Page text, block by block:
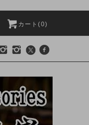
カート(0)